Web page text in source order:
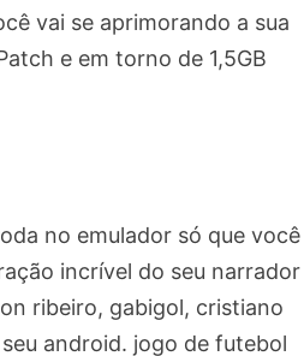
vai se aprimorando a sua
e em torno de 1,5GB
no emulador só que você
incrível do seu narrador
ribeiro, gabigol, cristiano
android. jogo de futebol